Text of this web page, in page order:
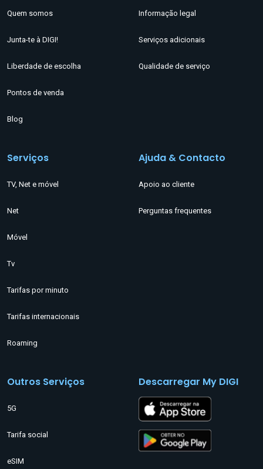
Quem somos
Junta-te à DIGI!
Liberdade de escolha
Pontos de venda
Blog
Informação legal
Serviços adicionais
Qualidade de serviço
Serviços
TV, Net e móvel
Net
Móvel
Tv
Tarifas por minuto
Tarifas internacionais
Roaming
Ajuda & Contacto
Apoio ao cliente
Perguntas frequentes
Outros Serviços
5G
Tarifa social
eSIM
Descarregar My DIGI